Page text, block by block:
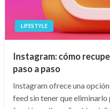
LIFESTYLE
Instagram: cómo
paso a paso
Instagram ofrece una
feed sin tener que